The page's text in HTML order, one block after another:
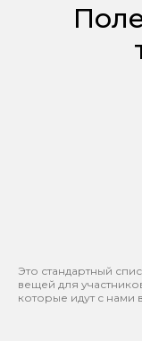
Это стандартный
вещей для
которые идут с нами